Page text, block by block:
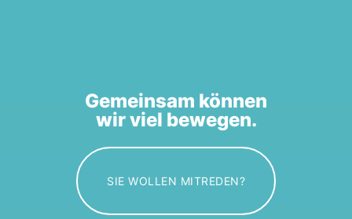
Gemeinsam können
wir viel bewegen.
SIE WOLLEN MITREDEN?